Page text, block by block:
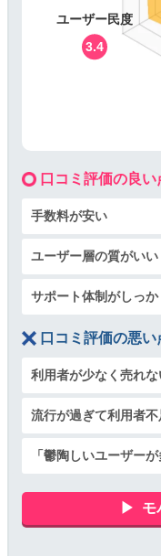
ユーザー民度
3.4
口コミ評価の良い
手数料が安い
ユーザー層の質がいい
サポート体制がしっ
口コミ評価の悪い
利用者が少なく売れな
流行が過ぎて利用者不
「鬱陶しいユーザーが
モ